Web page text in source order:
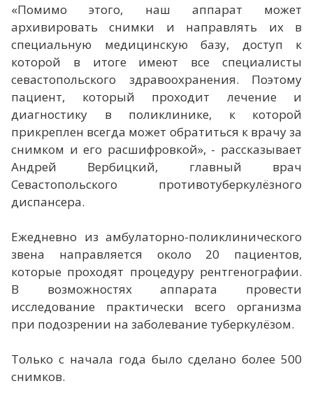
«Помимо этого, наш аппарат может
архивировать снимки и направлять их в
специальную медицинскую базу, доступ к
которой в итоге имеют все специалисты
севастопольского здравоохранения. Поэтому
пациент, который проходит лечение и
диагностику в поликлинике, к которой
прикреплен всегда может обратиться к врачу за
снимком и его расшифровкой», - рассказывает
Андрей Вербицкий, главный врач
Севастопольского противотуберкулёзного
диспансера.
Ежедневно из амбулаторно-поликлинического
звена направляется около 20 пациентов,
которые проходят процедуру рентгенографии.
В возможностях аппарата провести
исследование практически всего организма
при подозрении на заболевание туберкулёзом.
Только с начала года было сделано более 500
снимков.